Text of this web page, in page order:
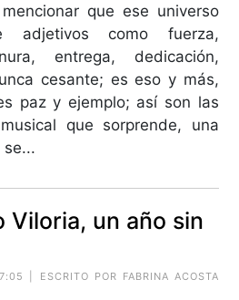
que ese universo
adjetivos como fuerza,
entrega, dedicación,
cesante; es eso y más,
paz y ejemplo; así son las
que sorprende, una
se...
Viloria, un año sin
| ESCRITO POR FABRINA ACOSTA